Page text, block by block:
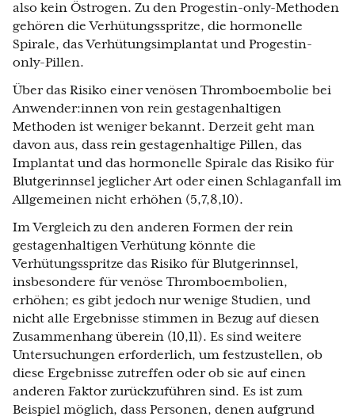
also kein Östrogen. Zu den Progestin-only-Methoden
gehören die Verhütungsspritze, die hormonelle
Spirale, das Verhütungsimplantat und Progestin-
only-Pillen.
Über das Risiko einer venösen Thromboembolie bei
Anwender:innen von rein gestagenhaltigen
Methoden ist weniger bekannt. Derzeit geht man
davon aus, dass rein gestagenhaltige Pillen, das
Implantat und das hormonelle Spirale das Risiko für
Blutgerinnsel jeglicher Art oder einen Schlaganfall im
Allgemeinen nicht erhöhen (5,7,8,10).
Im Vergleich zu den anderen Formen der rein
gestagenhaltigen Verhütung könnte die
Verhütungsspritze das Risiko für Blutgerinnsel,
insbesondere für venöse Thromboembolien,
erhöhen; es gibt jedoch nur wenige Studien, und
nicht alle Ergebnisse stimmen in Bezug auf diesen
Zusammenhang überein (10,11). Es sind weitere
Untersuchungen erforderlich, um festzustellen, ob
diese Ergebnisse zutreffen oder ob sie auf einen
anderen Faktor zurückzuführen sind. Es ist zum
Beispiel möglich, dass Personen, denen aufgrund